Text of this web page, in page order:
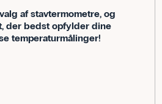
af stavtermometre, og
der bedst opfylder dine
temperaturmålinger!